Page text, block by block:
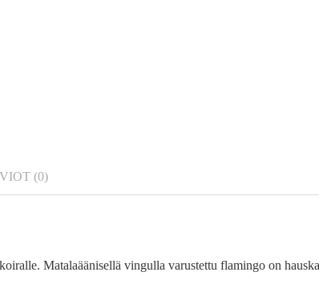
(0)
Matalaäänisellä vingulla varustettu flamingo on